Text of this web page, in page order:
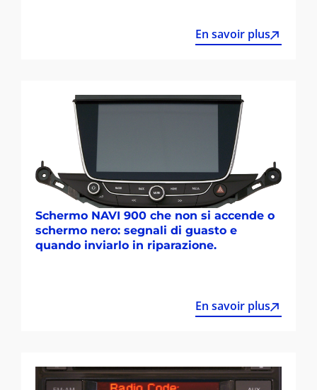
En savoir plus
Schermo NAVI 900 che non si accende o
schermo nero: segnali di guasto e
quando inviarlo in riparazione.
En savoir plus